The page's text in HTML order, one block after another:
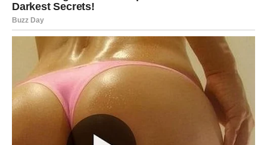
od svakodnevnog deserta do svečanih proslava.
Pripremite ga za svoju porodicu i prijatelje i uživajte u
svakom zalogaju ove sočne poslastice!